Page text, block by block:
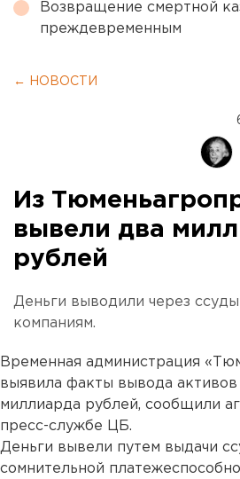
Возвращение смертной
преждевременным
← НОВОСТИ
Из
вывели два
рублей
Деньги выводили через
компаниям.
Временная администрация
выявила факты вывода активов
миллиарда рублей, сообщили
пресс-службе ЦБ.
Деньги вывели путем выдачи
сомнительной